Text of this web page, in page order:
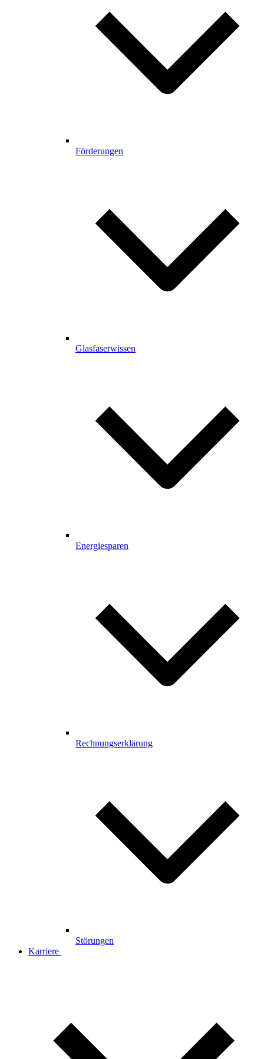
Förderungen
Glasfaserwissen
Energiesparen
Rechnungserklärung
Störungen
Karriere